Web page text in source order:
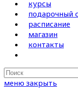
курсы
подарочный
расписание
магазин
контакты
Search
this
меню закрыть